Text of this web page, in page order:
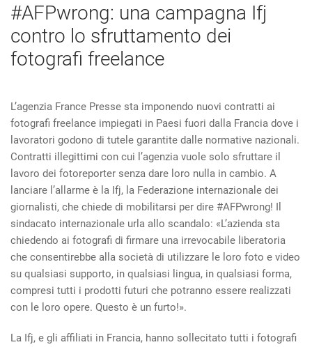
#AFPwrong: una campagna Ifj
contro lo sfruttamento dei
fotografi freelance
L’agenzia France Presse sta imponendo nuovi contratti ai
fotografi freelance impiegati in Paesi fuori dalla Francia dove i
lavoratori godono di tutele garantite dalle normative nazionali.
Contratti illegittimi con cui l’agenzia vuole solo sfruttare il
lavoro dei fotoreporter senza dare loro nulla in cambio. A
lanciare l’allarme è la Ifj, la Federazione internazionale dei
giornalisti, che chiede di mobilitarsi per dire #AFPwrong! Il
sindacato internazionale urla allo scandalo: «L’azienda sta
chiedendo ai fotografi di firmare una irrevocabile liberatoria
che consentirebbe alla società di utilizzare le loro foto e video
su qualsiasi supporto, in qualsiasi lingua, in qualsiasi forma,
compresi tutti i prodotti futuri che potranno essere realizzati
con le loro opere. Questo è un furto!».
La Ifj, e gli affiliati in Francia, hanno sollecitato tutti i fotografi